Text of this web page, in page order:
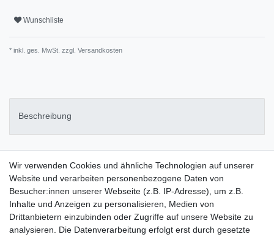
Wunschliste
* inkl. ges. MwSt. zzgl. Versandkosten
Beschreibung
Material?
Shop
Wir verwenden Cookies und ähnliche Technologien auf unserer
Website und verarbeiten personenbezogene Daten von
Besucher:innen unserer Webseite (z.B. IP-Adresse), um z.B.
Inhalte und Anzeigen zu personalisieren, Medien von
Drittanbietern einzubinden oder Zugriffe auf unsere Website zu
analysieren. Die Datenverarbeitung erfolgt erst durch gesetzte